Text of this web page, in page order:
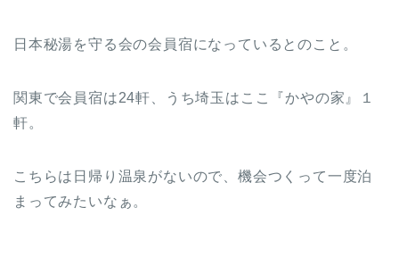
日本秘湯を守る会の会員宿になっているとのこと。
関東で会員宿は24軒、うち埼玉はここ『かやの家』１
軒。
こちらは日帰り温泉がないので、機会つくって一度泊
まってみたいなぁ。